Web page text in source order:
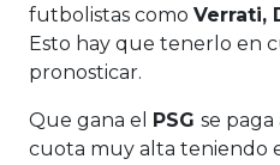
futbolistas como Verrati,
Esto hay que tenerlo en
pronosticar.
Que gana el PSG se paga
cuota muy alta teniendo